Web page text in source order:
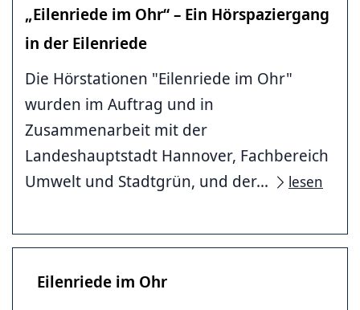
„Eilenriede im Ohr“ – Ein Hörspaziergang
in der Eilenriede
Die Hörstationen "Eilenriede im Ohr"
wurden im Auftrag und in
Zusammenarbeit mit der
Landeshauptstadt Hannover, Fachbereich
Umwelt und Stadtgrün, und der...
lesen
Eilenriede im Ohr